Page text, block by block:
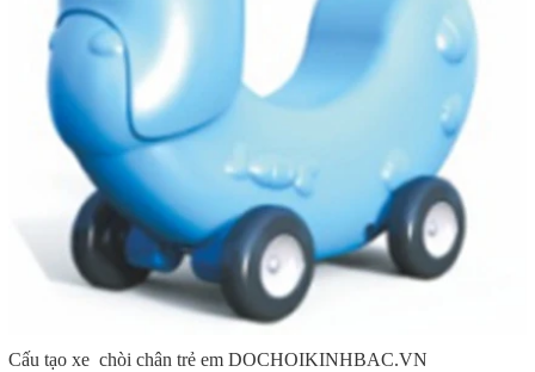
Cấu tạo xe chòi chân trẻ em DOCHOIKINHBAC.VN